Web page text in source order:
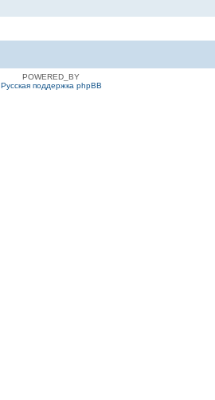
POWERED_BY
Русская поддержка phpBB